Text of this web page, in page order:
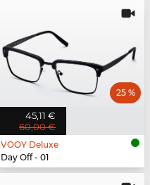
45,11 €
60,00 €
25 %
VOOY Deluxe
Day Off - 01